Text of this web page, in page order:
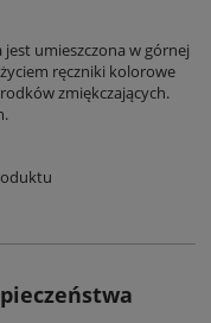
umieszczona w górnej
ręczniki kolorowe
zmiękczających.